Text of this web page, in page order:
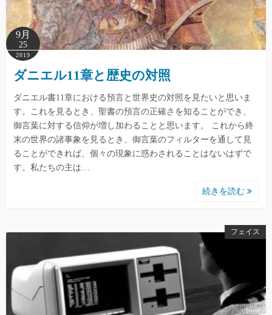
9月
25
2019
ダニエル11章と歴史の対照
ダニエル書11章における預言と世界史の対照を見たいと思いま
す。これを見るとき、聖書の預言の正確さを知ることができ、
御言葉に対する信仰が増し加わることと思います。 これから終
末の世界の諸事象を見るとき、御言葉のフィルターを通して見
ることができれば、個々の現象に惑わされることはないはずで
す。私たちの主は…
続きを読む
フェイス